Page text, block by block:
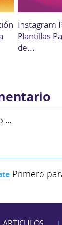
Instagram
Plantillas
de...
Primero